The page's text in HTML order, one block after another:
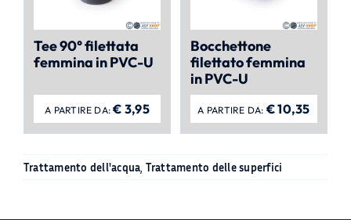
Tee 90° filettata
femmina in PVC-U
A PARTIRE DA:€ 3,95
Bocchettone
filettato femmina
in PVC-U
A PARTIRE DA: €10,35
Trattamento dell'acqua Trattamento delle superfici